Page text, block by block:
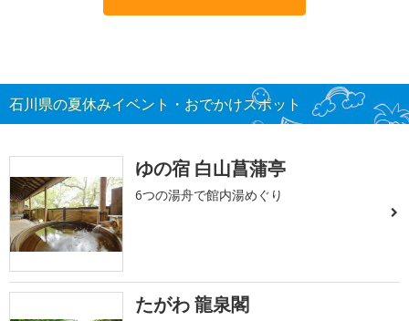
石川県の夏休みイベント・おでかけスポット
ゆの宿 白山菖蒲亭
6つの湯舟で館内湯めぐり
たがわ 龍泉閣